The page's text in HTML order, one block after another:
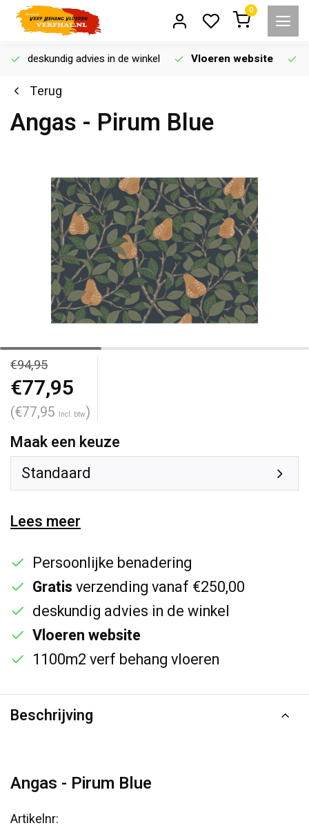
0
deskundig advies in de winkel Vloeren website
Terug
Angas - Pirum Blue
€94,95
€77,95
(€77,95 Incl. btw)
Maak een keuze
Standaard
Lees meer
Persoonlijke benadering
Gratisverzending vanaf €250,00
deskundig advies in de winkel
Vloeren website
1100m2 verf behang vloeren
Beschrijving
Angas - Pirum Blue
Artikelnr: